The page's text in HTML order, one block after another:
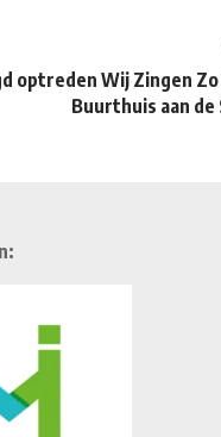
optreden Wij Zingen
Buurthuis aan de